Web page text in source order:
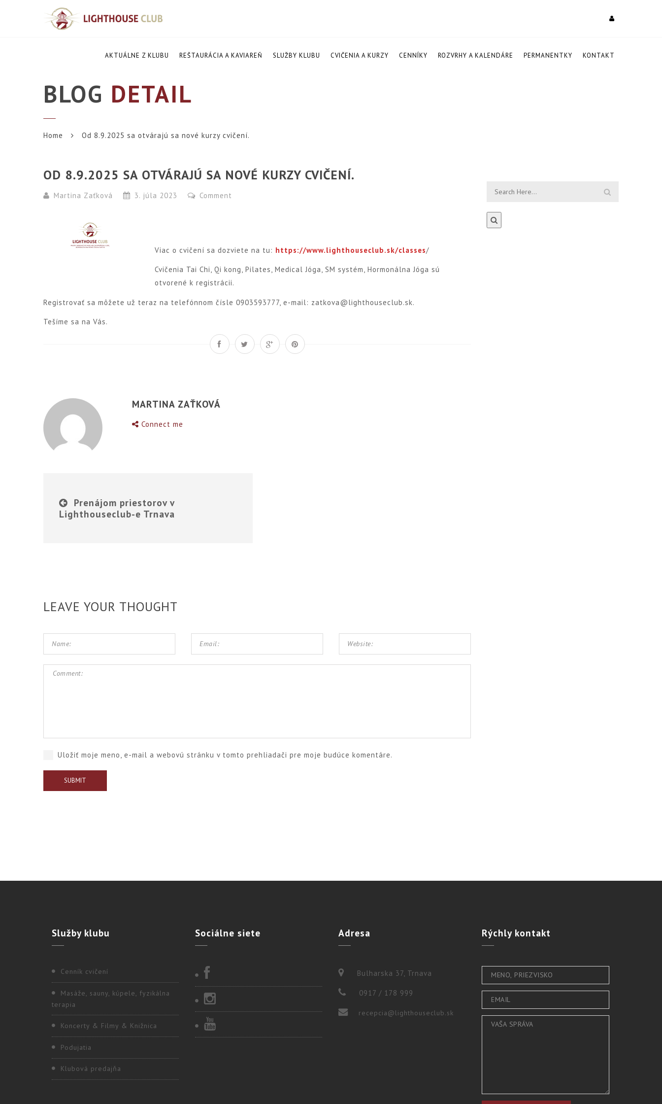
AKTUÁLNE Z KLUBU REŠTAURÁCIA A KAVIAREŇ SLUŽBY KLUBU CVIČENIA A KURZY CENNÍKY ROZVRHY A KALENDÁRE PERMANENTKY KONTAKT
BLOG DETAIL
Home Od 8.9.2025 sa otvárajú sa nové kurzy cvičení.
OD 8.9.2025 SA OTVÁRAJÚ SA NOVÉ KURZY CVIČENÍ.
Martina Zaťková 3. júla 2023 Comment
Viac o cvičení sa dozviete na tu: https://www.lighthouseclub.sk/classes/
Cvičenia Tai Chi, Qi kong, Pilates, Medical Jóga, SM systém, Hormonálna Jóga sú
otvorené k registrácii.
Registrovať sa môžete už teraz na telefónnom čísle 0903593777, e-mail: zatkova@lighthouseclub.sk.
Tešíme sa na Vás.
MARTINA ZAŤKOVÁ
Connect me
Prenájom priestorov v
Lighthouseclub-e Trnava
LEAVE YOUR THOUGHT
Uložiť moje meno, e-mail a webovú stránku v tomto prehliadači pre moje budúce komentáre.
Službyklubu
Cenník cvičení
Masáže, sauny, kúpele, fyzikálna
terapia
Koncerty & Filmy & Knižnica
Podujatia
Klubová predajňa
Sociálne siete Adresa
Bulharska 37, Trnava
0917 / 178 999
recepcia@lighthouseclub.sk
Rýchlykontakt